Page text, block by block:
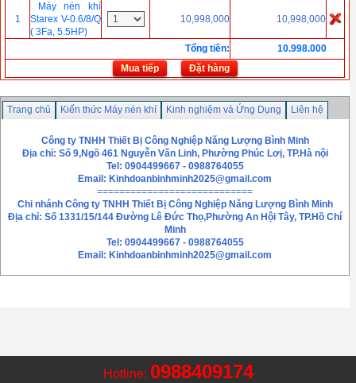
1
Máy nén khí
Starex V-0.6/8/Q
( 3Fa, 5.5HP)
10,998,000 10,998,000
Tổng tiền:
10.998.000
Mua tiếp
Đặt hàng
0988409174
Trang chủ Kiến thức Máy nén khí Kinh nghiệm và Ứng Dụng Liên hệ
Công ty TNHH Thiết Bị Công Nghiệp Năng Lượng Bình Minh
Địa chỉ: Số 9,Ngõ 461 Nguyễn Văn Linh, Phường Phúc Lơị, TP.Hà nội
Tel: 0904499667 - 0988764055
Email: Kinhdoanbinhminh2025@gmail.com
============================
Chi nhánh Công ty TNHH Thiết Bị Công Nghiệp Năng Lượng Bình Minh
Địa chỉ: Số 1331/15/144 Đường Lê Đức Thọ,Phường An Hội Tây, TP.Hồ Chí
Minh
Tel: 0904499667 - 0988764055
Email: Kinhdoanbinhminh2025@gmail.com